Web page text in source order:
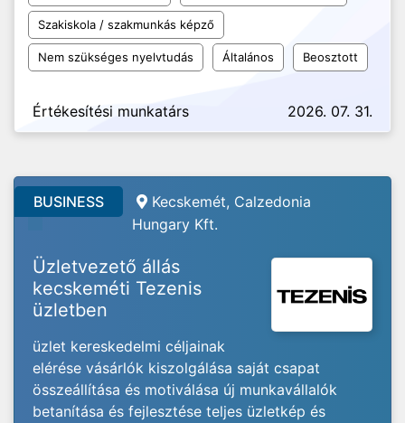
Szakiskola / szakmunkás képző
Nem szükséges nyelvtudás Általános Beosztott
Értékesítési munkatárs 2026. 07. 31.
BUSINESS
Kecskemét, Calzedonia
Hungary Kft.
Üzletvezető állás
kecskeméti Tezenis
üzletben
üzlet kereskedelmi céljainak
elérése vásárlók kiszolgálása saját csapat
összeállítása és motiválása új munkavállalók
betanítása és fejlesztése teljes üzletkép és